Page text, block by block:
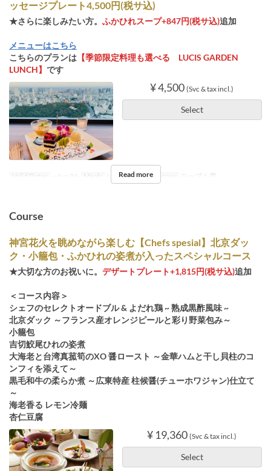
ッセージプレート4,500円(税サ込)
★さらに楽しみたい方。 ふかひれスープ+847円(税サ込)追加
メニューはこちら
こちらのプランは 【季節限定料理も選べる LUCIS GARDEN
LUNCH】 です
¥ 4,500 (Svc & tax incl.)
Select
Valid Dates ~ Jun 26 Meals Lunch Seat Category テーブル席
Read more
Course
神宮花火を眺めながら楽しむ【Chefs spesial】北京ダッ
ク・小籠包・ふかひれの姿煮が入ったスペシャルコース
★大切な方のお祝いに。 デザートプレート+1,815円(税サ込)追加
＜コース内容＞
シェフのセレクトオードブル & よだれ鶏 ~ 熟成黒酢風味 ~
北京ダック ～フランス産オレンジピールと彩り野菜包み～
小籠包
吉切鮫尾ひれの姿煮
大海老と台湾真菰筍のXO 醤ロースト ～金華ハムと干し貝柱のコ
ンフィを添えて～
黒毛和牛の柔らか煮 ～広東特産 柱候醤(チューホワジャン)仕立て
～
海老香る レモン冷麺
杏仁豆腐
¥ 19,360 (Svc & tax incl.)
Select